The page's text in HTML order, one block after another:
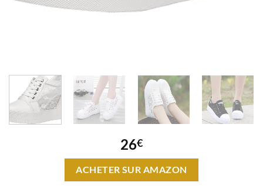
26€
ACHETER SUR AMAZON